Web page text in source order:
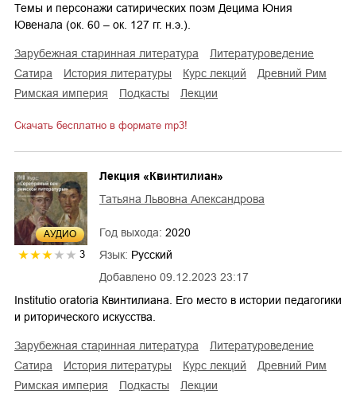
Темы и персонажи сатирических поэм Децима Юния
Ювенала (ок. 60 – ок. 127 гг. н.э.).
зарубежная старинная литература
литературоведение
сатира
история литературы курс лекций
Древний Рим
Римская империя
подкасты лекции
Скачать бесплатно в формате mp3!
AУДИО
3
Добавлено 09.12.2023 23:17
Лекция «Квинтилиан»
Татьяна Львовна Александрова
Год выхода: 2020
Язык: Русский
Institutio oratoria Квинтилиана. Его место в истории педагогики
и риторического искусства.
зарубежная старинная литература
литературоведение
сатира
история литературы курс лекций
Древний Рим
Римская империя
подкасты лекции